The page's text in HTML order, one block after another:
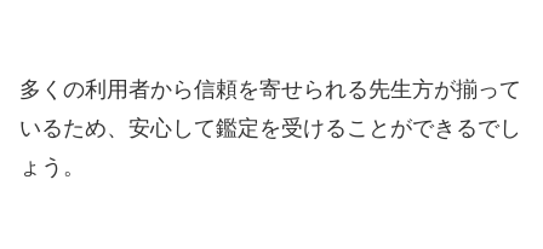
多くの利用者から信頼を寄せられる先生方が揃って
いるため、安心して鑑定を受けることができるでし
ょう。